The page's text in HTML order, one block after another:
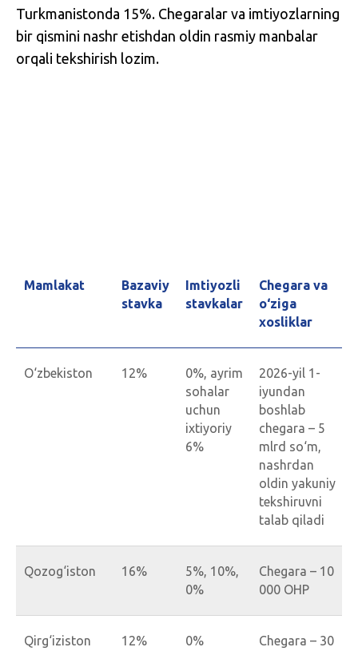
Turkmanistonda 15%. Chegaralar va imtiyozlarning
bir qismini nashr etishdan oldin rasmiy manbalar
orqali tekshirish lozim.
Mamlakat
Bazaviy
stavka
Imtiyozli
stavkalar
Chegara va
o‘ziga
xosliklar
O‘zbekiston 12%
0%, ayrim
sohalar
uchun
ixtiyoriy
6%
2026-yil 1-
iyundan
boshlab
chegara – 5
mlrd so‘m,
nashrdan
oldin yakuniy
tekshiruvni
talab qiladi
Qozog‘iston 16%
5%, 10%,
0%
Chegara – 10
000 OHP
Qirg‘iziston 12% 0%
Chegara – 30